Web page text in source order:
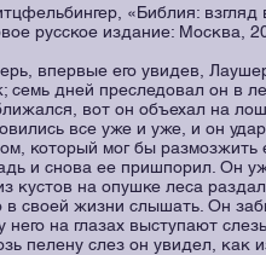
«Библия: взгляд
русское издание: Москва,
впервые его увидев,
семь дней преследовал он в
вот он объехал на
все уже и уже, и он
который мог бы размозжить
и снова ее пришпорил. Он
кустов на опушке леса
в своей жизни слышать. Он
него на глазах выступают
пелену слез он увидел, как